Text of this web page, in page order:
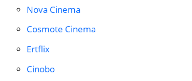
Nova Cinema
Cosmote Cinema
Ertflix
Cinobo